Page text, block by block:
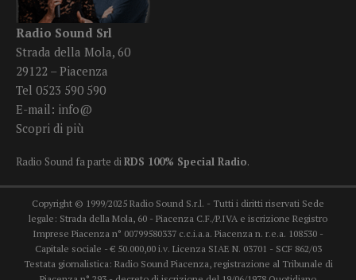
Radio Sound Srl
Strada della Mola, 60
29122 – Piacenza
Tel 0523 590 590
E-mail: info@
Scopri di più
Radio Sound fa parte diRDS 100% Special Radio.
Copyright © 1999/2025 Radio Sound S.r.l. - Tutti i diritti riservati Sede
legale: Strada della Mola, 60 - Piacenza C.F./P.IVA e iscrizione Registro
Imprese Piacenza n° 00799580337 c.c.i.a.a. Piacenza n. r.e.a. 108530 -
Capitale sociale - € 50.000,00 i.v. Licenza SIAE N. 03701 - SCF 862/03
Testata giornalistica: Radio Sound Piacenza, registrazione al Tribunale di